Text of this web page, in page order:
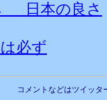
日本の良さ
必ず
コメントなどはツイッタ